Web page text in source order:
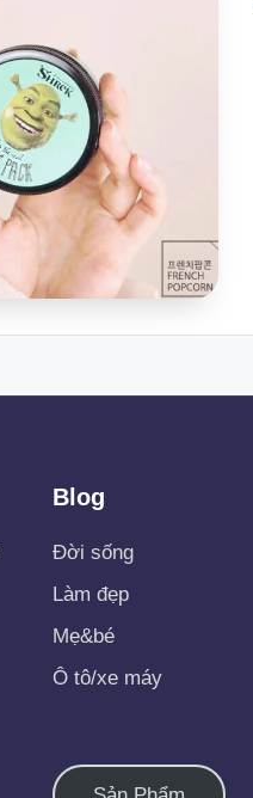
Blog
Đời sống
Làm đẹp
Mẹ&bé
Ô tô/xe máy